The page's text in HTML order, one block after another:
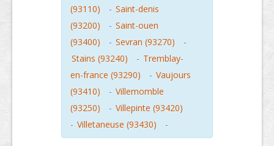
(93110)
- Saint-denis
(93200)
- Saint-ouen
(93400)
- Sevran (93270)
-
Stains (93240)
- Tremblay-
en-france (93290)
- Vaujours
(93410)
- Villemomble
(93250)
- Villepinte (93420)
- Villetaneuse (93430) -